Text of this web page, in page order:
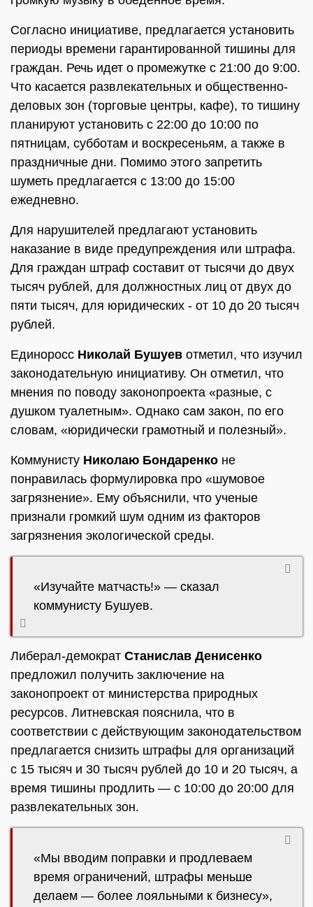
Согласно инициативе, предлагается установить
периоды времени гарантированной тишины для
граждан. Речь идет о промежутке с 21:00 до 9:00.
Что касается развлекательных и общественно-
деловых зон (торговые центры, кафе), то тишину
планируют установить с 22:00 до 10:00 по
пятницам, субботам и воскресеньям, а также в
праздничные дни. Помимо этого запретить
шуметь предлагается с 13:00 до 15:00
ежедневно.
Для нарушителей предлагают установить
наказание в виде предупреждения или штрафа.
Для граждан штраф составит от тысячи до двух
тысяч рублей, для должностных лиц от двух до
пяти тысяч, для юридических - от 10 до 20 тысяч
рублей.
Единоросс Николай Бушуев отметил, что изучил
законодательную инициативу. Он отметил, что
мнения по поводу законопроекта «разные, с
душком туалетным». Однако сам закон, по его
словам, «юридически грамотный и полезный».
Коммунисту Николаю Бондаренко не
понравилась формулировка про «шумовое
загрязнение». Ему объяснили, что ученые
признали громкий шум одним из факторов
загрязнения экологической среды.
«Изучайте матчасть!» — сказал
коммунисту Бушуев.
Либерал-демократ Станислав Денисенко
предложил получить заключение на
законопроект от министерства природных
ресурсов. Литневская пояснила, что в
соответствии с действующим законодательством
предлагается снизить штрафы для организаций
с 15 тысяч и 30 тысяч рублей до 10 и 20 тысяч, а
время тишины продлить — с 10:00 до 20:00 для
развлекательных зон.
«Мы вводим поправки и продлеваем
время ограничений, штрафы меньше
делаем — более лояльными к бизнесу»,